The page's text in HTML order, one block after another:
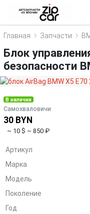
Главная Запчасти
Блок
безопасности
В наличии
Самохваловичи
30 BYN
~ 10 $ ~ 850 ₽
Артикул
Марка
Модель
Поколение
Год